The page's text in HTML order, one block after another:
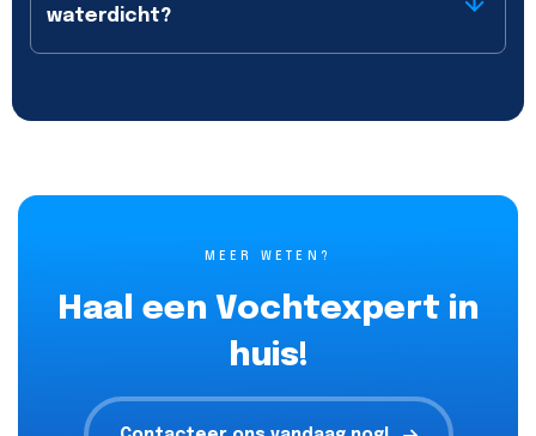
waterdicht?
MEER WETEN?
Haal een Vochtexpert in
huis!